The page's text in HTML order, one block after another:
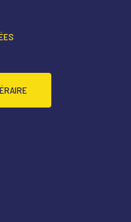
CARTE BAR
ACTUALITÉS